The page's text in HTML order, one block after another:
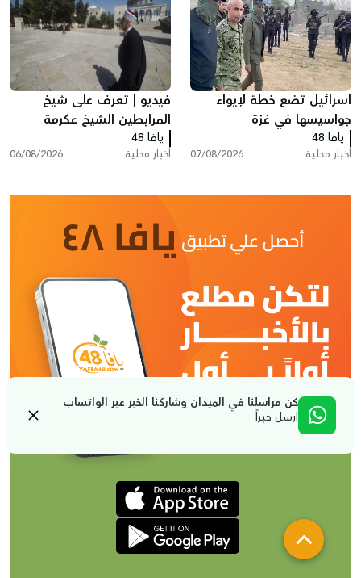
كن مراسلنا في الميدان وشاركنا الخبر عبر الواتساب
ارسل خبراً
اسرائيل تضع خطة لإيواء
جواسيسها في غزة
يافا 48
أخبار محلية 07/08/2026
فيديو | تعرف على شيخ
المرابطين الشيخ عكرمة
صبري
يافا 48
أخبار محلية 06/08/2026